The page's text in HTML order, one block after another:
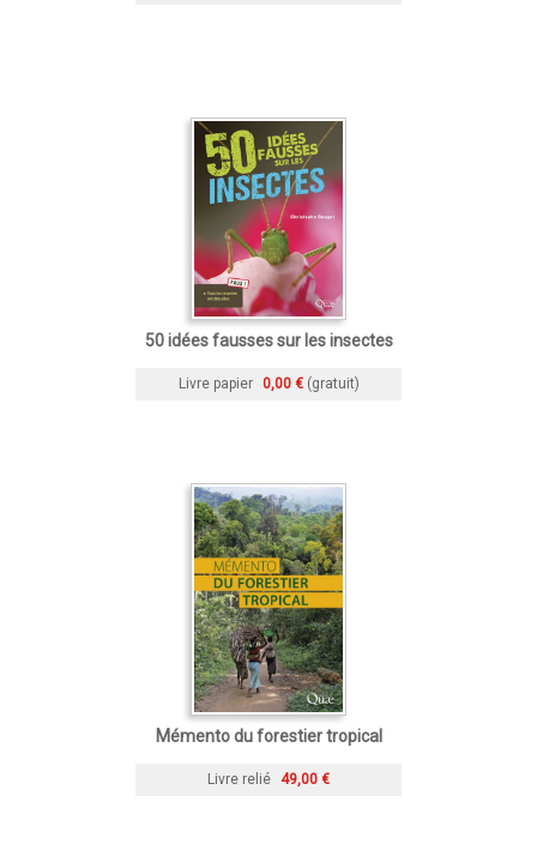
50 idées fausses sur les insectes
Livre papier 0,00 € (gratuit)
Mémento du forestier tropical
Livre relié 49,00 €